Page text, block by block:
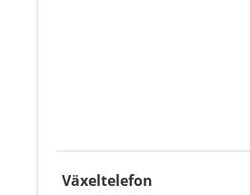
Växeltelefon